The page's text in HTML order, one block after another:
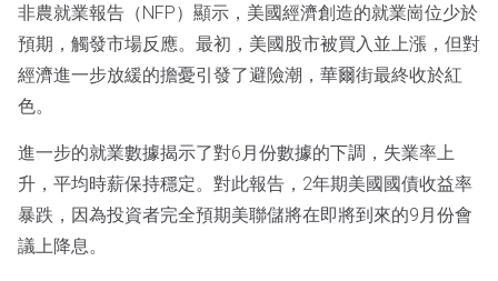
非農就業報告（NFP）顯示，美國經濟創造的就業崗位少於
預期，觸發市場反應。最初，美國股市被買入並上漲，但對
經濟進一步放緩的擔憂引發了避險潮，華爾街最終收於紅
色。
進一步的就業數據揭示了對6月份數據的下調，失業率上
升，平均時薪保持穩定。對此報告，2年期美國國債收益率
暴跌，因為投資者完全預期美聯儲將在即將到來的9月份會
議上降息。